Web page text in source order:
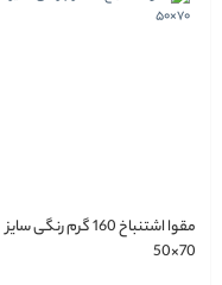
مقوا اشتنباخ 160 گرم رنگی سایز
70×50